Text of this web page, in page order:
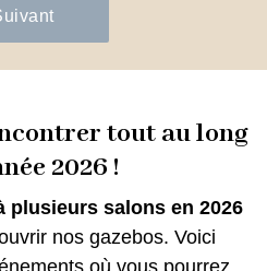
tout au long
2026 !
plusieurs salons en 2026
nos gazebos. Voici